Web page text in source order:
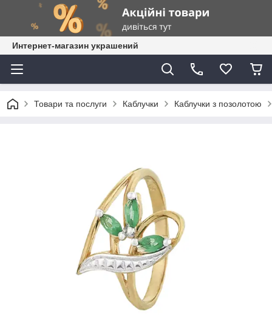
Интернет-магазин украшений
Товари та послуги Каблучки Каблучки з позолотою